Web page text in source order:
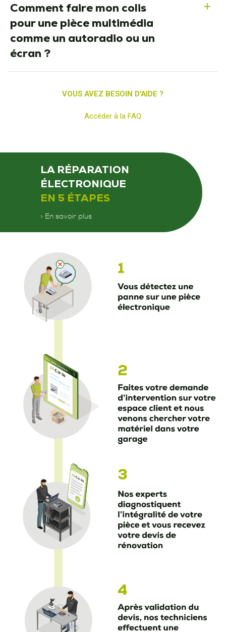
a
Comment faire mon colis
pour une pièce multimédia
comme un autoradio ou un
écran ?
VOUS AVEZ BESOIN D'AIDE ?
Accéder à la FAQ
LA RÉPARATION
ÉLECTRONIQUE
EN 5 ÉTAPES
> En savoir plus